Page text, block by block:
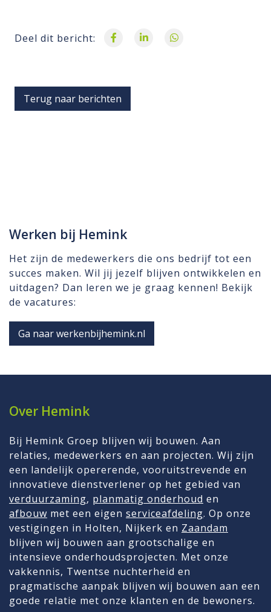
Deel dit bericht:
Terug naar berichten
Werken bij Hemink
Het zijn de medewerkers die ons bedrijf tot een
succes maken. Wil jij jezelf blijven ontwikkelen en
uitdagen? Dan leren we je graag kennen! Bekijk
de vacatures:
Ga naar werkenbijhemink.nl
Over Hemink
Bij Hemink Groep blijven wij bouwen. Aan
relaties, medewerkers en aan projecten. Wij zijn
een landelijk opererende, vooruitstrevende en
innovatieve dienstverlener op het gebied van
verduurzaming, planmatig onderhoud en
afbouw met een eigen serviceafdeling. Op onze
vestigingen in Holten, Nijkerk en Zaandam
blijven wij bouwen aan grootschalige en
intensieve onderhoudsprojecten. Met onze
vakkennis, Twentse nuchterheid en
pragmatische aanpak blijven wij bouwen aan een
goede relatie met onze klanten en de bewoners.